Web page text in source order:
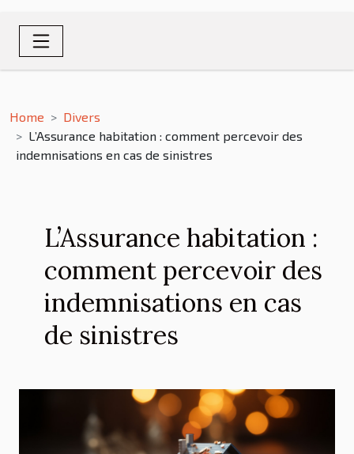
Home
Divers
L’Assurance habitation : comment percevoir des
indemnisations en cas de sinistres
L’Assurance habitation :
comment percevoir des
indemnisations en cas
de sinistres